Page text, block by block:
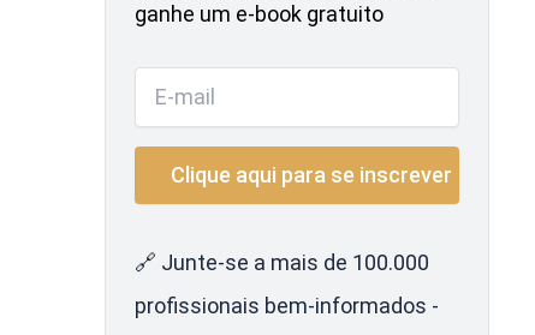
ganhe um e-book gratuito
🔗 Junte-se a mais de 100.000
profissionais bem-informados -